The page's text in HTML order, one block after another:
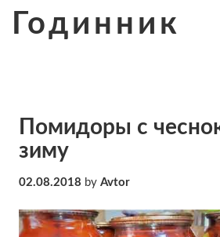
Годинник
Помидоры с
зиму
02.08.2018 by Avtor